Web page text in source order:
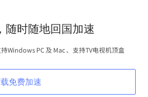
随时随地回国加速
Windows PC 及 Mac 、支持TV电视机顶盒
免费加速